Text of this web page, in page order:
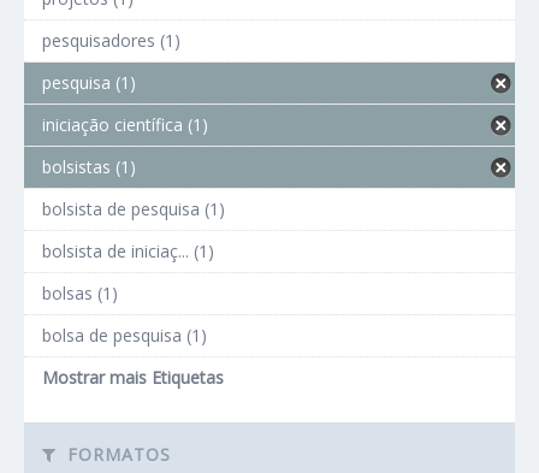
pesquisadores (1)
pesquisa (1)
iniciação científica (1)
bolsistas (1)
bolsista de pesquisa (1)
bolsista de iniciaç... (1)
bolsas (1)
bolsa de pesquisa (1)
Mostrar mais Etiquetas
FORMATOS